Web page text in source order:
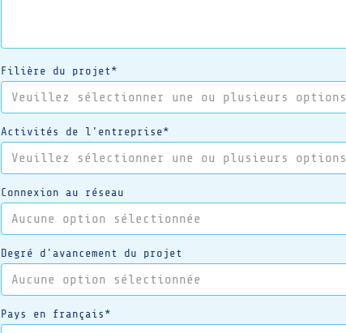
Filière du projet*
Veuillez sélectionner une ou plusieurs options
Activités de l’entreprise*
Veuillez sélectionner une ou plusieurs options
Connexion au réseau
Aucune option sélectionnée
Degré d'avancement du projet
Aucune option sélectionnée
Pays en français*